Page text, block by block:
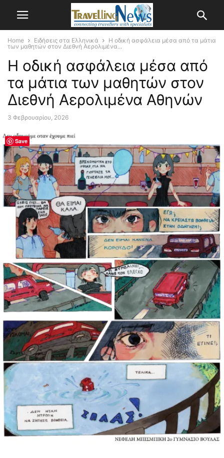
Home Ειδήσεις στα Ελληνικά
Η οδική ασφάλεια μέσα από τα μάτια
των μαθητών στον Διεθνή Αερολιμένα...
Η οδική ασφάλεια μέσα από
τα μάτια των μαθητών στον
Διεθνή Αερολιμένα Αθηνών
3 Φεβρουαρίου, 2026
Save